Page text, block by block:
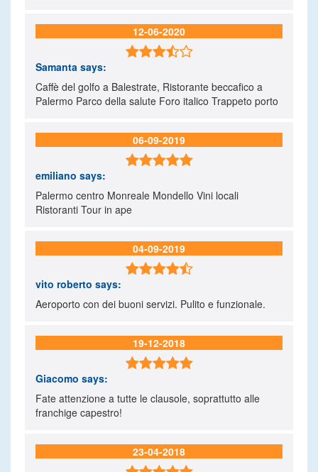
12-06-2020

Samanta says:
Caffè del golfo a Balestrate, Ristorante beccafico a
Palermo Parco della salute Foro italico Trappeto porto
06-09-2019

emiliano says:
Palermo centro Monreale Mondello Vini locali
Ristoranti Tour in ape
04-09-2019

vito roberto says:
Aeroporto con dei buoni servizi. Pulito e funzionale.
19-12-2018

Giacomo says:
Fate attenzione a tutte le clausole, soprattutto alle
franchige capestro!
23-04-2018